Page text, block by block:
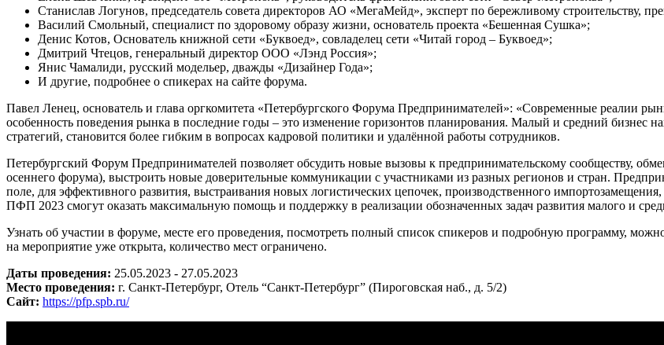
Станислав Логунов, председатель совета директоров АО «МегаМейд», эксперт по бережливому строительству,
Василий Смольный, специалист по здоровому образу жизни, основатель проекта «Бешенная Сушка»;
Денис Котов, Основатель книжной сети «Буквоед», совладелец сети «Читай город – Буквоед»;
Дмитрий Чтецов, генеральный директор OOO «Лэнд Россия»;
Янис Чамалиди, русский модельер, дважды «Дизайнер Года»;
И другие, подробнее о спикерах на сайте форума.
Павел Ленец, основатель и глава оргкомитета «Петербургского Форума Предпринимателей»: «Современные реалии
особенность поведения рынка в последние годы – это изменение горизонтов планирования. Малый и средний
стратегий, становится более гибким в вопросах кадровой политики и удалённой работы сотрудников.
Петербургский Форум Предпринимателей позволяет обсудить новые вызовы к предпринимательскому сообществу,
осеннего форума), выстроить новые доверительные коммуникации с участниками из разных регионов и стран.
поле, для эффективного развития, выстраивания новых логистических цепочек, производственного
ПФП 2023 смогут оказать максимальную помощь и поддержку в реализации обозначенных задач развития малого и
Узнать об участии в форуме, месте его проведения, посмотреть полный список спикеров и подробную программу,
на мероприятие уже открыта, количество мест ограничено.
Даты проведения: 25.05.2023 - 27.05.2023
Место проведения: г. Санкт-Петербург, Отель “Санкт-Петербург” (Пироговская наб., д. 5/2)
Сайт: https://pfp.spb.ru/